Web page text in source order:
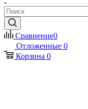
Сравнение0
Отложенные 0
Корзина 0